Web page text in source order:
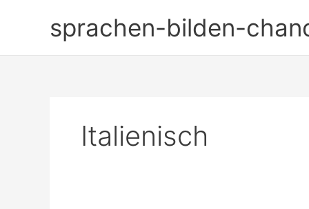
sprachen-bilden-
Italienisch